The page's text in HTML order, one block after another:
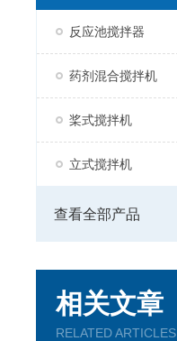
反应池搅拌器
药剂混合搅拌机
桨式搅拌机
立式搅拌机
查看全部产品
相关文章
RELATED ARTICLES